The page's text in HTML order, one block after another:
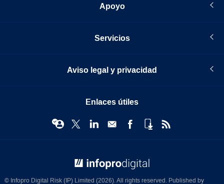
Apoyo
Servicios
Aviso legal y privacidad
Enlaces útiles
© Infopro Digital Risk (IP) Limited (2026). All rights reserved. Published by